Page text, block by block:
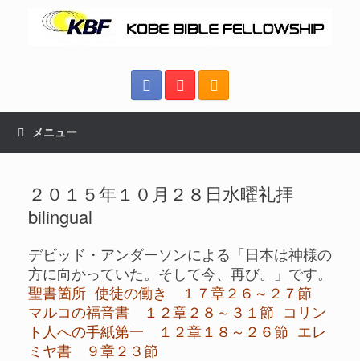
メニュー
２０１５年１０月２８日水曜礼拝
bilingual
デビッド・アンダーソンによる「日本は神様の
方に向かっていた。そして今、再び。」です。
聖書箇所 使徒の働き １７章２６～２７節
マルコの福音書 １２章２８～３１節 コリン
ト人への手紙第一 １２章１８～２６節 エレ
ミヤ書 ９章２３節